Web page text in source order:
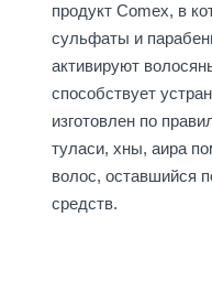
продукт Comex, в
сульфаты и
активируют
способствует
изготовлен по
туласи, хны, аира
волос, оставшийся
средств.